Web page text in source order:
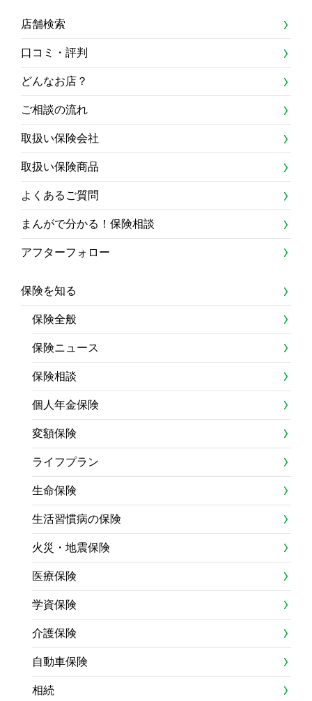
店舗検索
口コミ・評判
どんなお店？
ご相談の流れ
取扱い保険会社
取扱い保険商品
よくあるご質問
まんがで分かる！保険相談
アフターフォロー
保険を知る
保険全般
保険ニュース
保険相談
個人年金保険
変額保険
ライフプラン
生命保険
生活習慣病の保険
火災・地震保険
医療保険
学資保険
介護保険
自動車保険
相続